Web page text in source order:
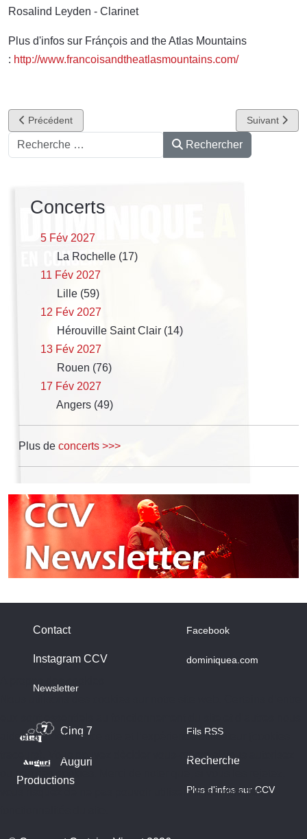
Rosalind Leyden - Clarinet
Plus d'infos sur Fránçois and the Atlas Mountains
: http://www.francoisandtheatlasmountains.com/
Article précédent : Cyrz
Précédent Article
Suivant
Rechercher Rechercher
Concerts
5 Fév 2027
La Rochelle (17)
11 Fév 2027
Lille (59)
12 Fév 2027
Hérouville Saint Clair (14)
13 Fév 2027
Rouen (76)
17 Fév 2027
Angers (49)
Plus de concerts >>>
Contact
Instagram CCV
Newsletter
Facebook
dominiquea.com
Cinq 7
Auguri
Productions
Fils RSS
Recherche
Plus d'infos sur CCV
aident à améliorer ce site et l’expérience utilisateur (cookies
traceurs). Vous pouvez décider vous-même si vous autorisez
ou non ces cookies. Merci de noter que, si vous les rejetez,
vous risquez de ne pas pouvoir utiliser l’ensemble des